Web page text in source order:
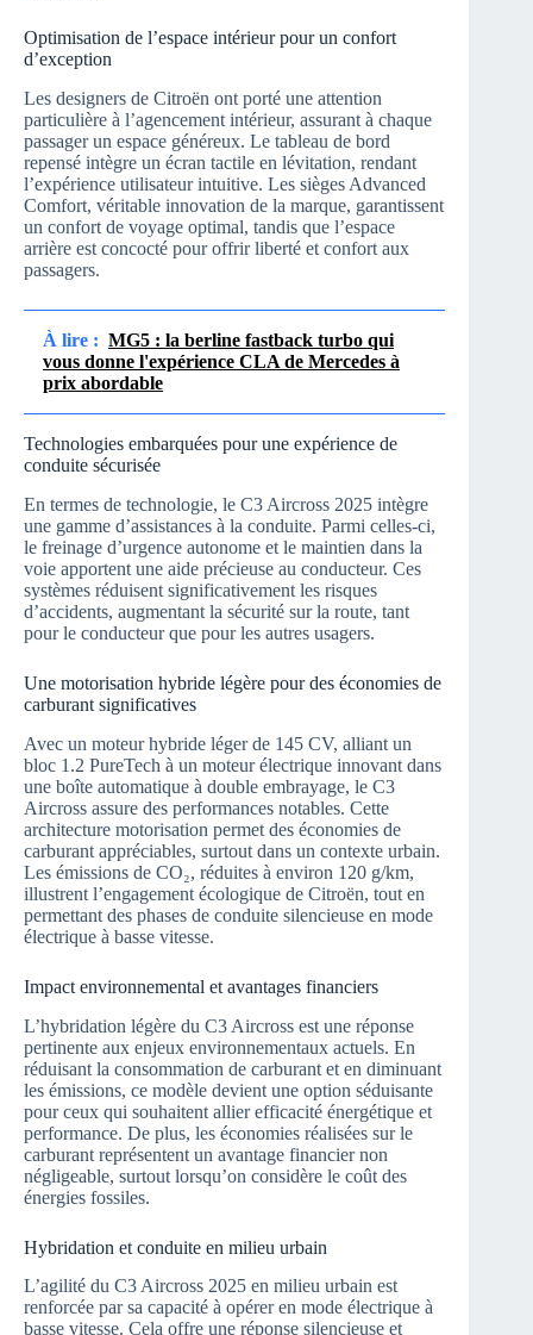
Optimisation de l’espace intérieur pour un confort
d’exception
Les designers de Citroën ont porté une attention
particulière à l’agencement intérieur, assurant à chaque
passager un espace généreux. Le tableau de bord
repensé intègre un écran tactile en lévitation, rendant
l’expérience utilisateur intuitive. Les sièges Advanced
Comfort, véritable innovation de la marque, garantissent
un confort de voyage optimal, tandis que l’espace
arrière est concocté pour offrir liberté et confort aux
passagers.
À lire : MG5 : la berline fastback turbo qui
vous donne l'expérience CLA de Mercedes à
prix abordable
Technologies embarquées pour une expérience de
conduite sécurisée
En termes de technologie, le C3 Aircross 2025 intègre
une gamme d’assistances à la conduite. Parmi celles-ci,
le freinage d’urgence autonome et le maintien dans la
voie apportent une aide précieuse au conducteur. Ces
systèmes réduisent significativement les risques
d’accidents, augmentant la sécurité sur la route, tant
pour le conducteur que pour les autres usagers.
Une motorisation hybride légère pour des économies de
carburant significatives
Avec un moteur hybride léger de 145 CV, alliant un
bloc 1.2 PureTech à un moteur électrique innovant dans
une boîte automatique à double embrayage, le C3
Aircross assure des performances notables. Cette
architecture motorisation permet des économies de
carburant appréciables, surtout dans un contexte urbain.
Les émissions de CO₂, réduites à environ 120 g/km,
illustrent l’engagement écologique de Citroën, tout en
permettant des phases de conduite silencieuse en mode
électrique à basse vitesse.
Impact environnemental et avantages financiers
L’hybridation légère du C3 Aircross est une réponse
pertinente aux enjeux environnementaux actuels. En
réduisant la consommation de carburant et en diminuant
les émissions, ce modèle devient une option séduisante
pour ceux qui souhaitent allier efficacité énergétique et
performance. De plus, les économies réalisées sur le
carburant représentent un avantage financier non
négligeable, surtout lorsqu’on considère le coût des
énergies fossiles.
Hybridation et conduite en milieu urbain
L’agilité du C3 Aircross 2025 en milieu urbain est
renforcée par sa capacité à opérer en mode électrique à
basse vitesse. Cela offre une réponse silencieuse et